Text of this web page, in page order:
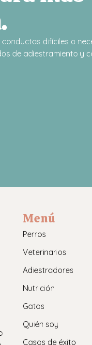
difíciles o
de adiestramiento y
Menú
Perros
Veterinarios
Adiestradores
Nutrición
Gatos
Quién soy
Casos de éxito